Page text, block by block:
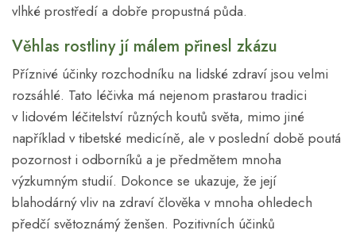
vlhké prostředí a dobře propustná půda.
Věhlas rostliny jí málem přinesl zkázu
Příznivé účinky rozchodníku na lidské zdraví jsou velmi
rozsáhlé. Tato léčivka má nejenom prastarou tradici
v lidovém léčitelství různých koutů světa, mimo jiné
například v tibetské medicíně, ale v poslední době poutá
pozornost i odborníků a je předmětem mnoha
výzkumným studií. Dokonce se ukazuje, že její
blahodárný vliv na zdraví člověka v mnoha ohledech
předčí světoznámý ženšen. Pozitivních účinků